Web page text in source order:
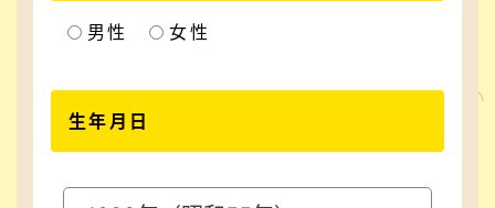
男性 女性
生年月日